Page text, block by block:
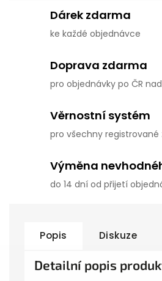
Dárek zdarma
ke každé objednávce
Doprava zdarma
pro objednávky po ČR
Věrnostní systém
pro všechny registrované
Výměna
do 14 dní od přijetí
Popis Diskuze
Detailní popis